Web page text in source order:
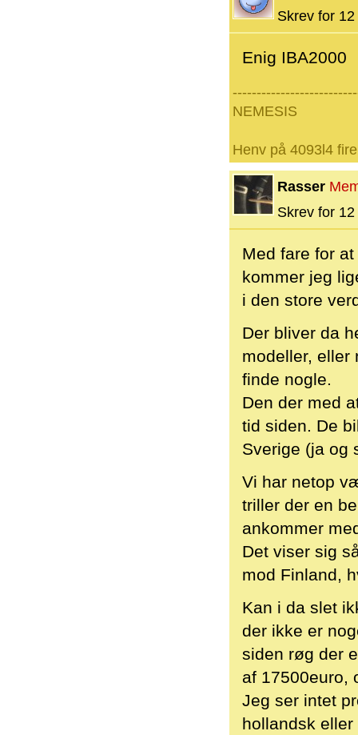
Skrev for
Enig IBA2000
NEMESIS
Henv på 4093l4
Rasser
Skrev for
Med fare for
kommer jeg
i den store
Der bliver da
modeller, eller
finde nogle.
Den der med
tid siden. De
Sverige (ja og
Vi har netop
triller der en
ankommer
Det viser sig
mod Finland,
Kan i da slet
der ikke er
siden røg der
af 17500euro,
Jeg ser intet
hollandsk